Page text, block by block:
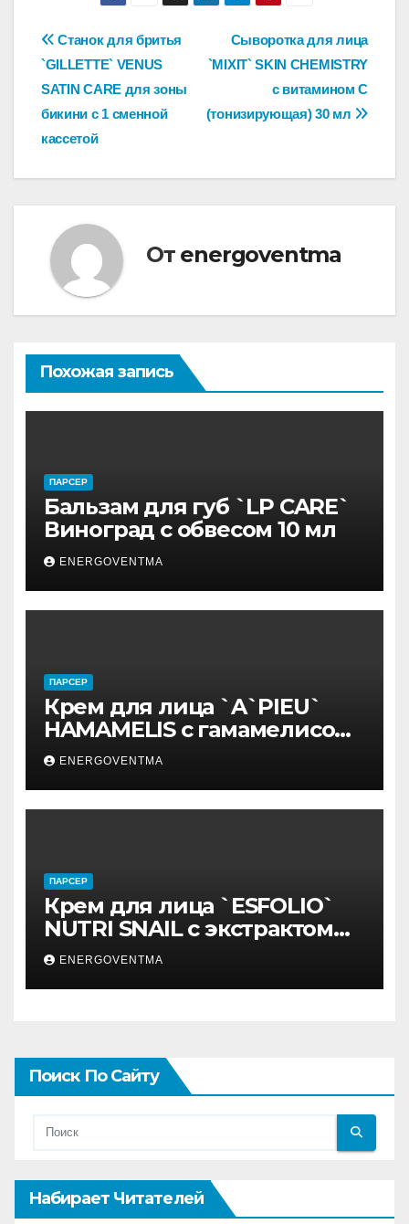
Навигация
по
записям
Сыворотка для лица
`MIXIT` SKIN CHEMISTRY
с витамином С
(тонизирующая) 30 мл
Станок для бритья
`GILLETTE` VENUS
SATIN CARE для зоны
бикини с 1 сменной
кассетой
От energoventma
Похожая запись
ПАРСЕР
Бальзам для губ `LP CARE`
Виноград с обвесом 10 мл
ENERGOVENTMA
ПАРСЕР
Крем для лица `A`PIEU`
HAMAMELIS с гамамелисом
50 мл
ENERGOVENTMA
ПАРСЕР
Крем для лица `ESFOLIO`
NUTRI SNAIL с экстрактом
муцина улитки 200 мл
ENERGOVENTMA
Поиск По Сайту
Набирает Читателей